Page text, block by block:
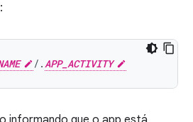
/.APP_ACTIVITY